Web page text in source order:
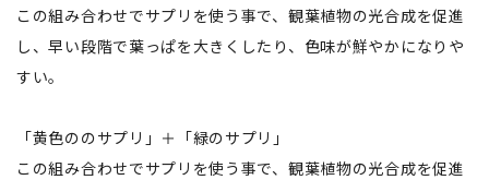
この組み合わせでサプリを使う事で、観葉植物の光合成を促進
し、早い段階で葉っぱを大きくしたり、色味が鮮やかになりや
すい。
「黄色ののサプリ」＋「緑のサプリ」
この組み合わせでサプリを使う事で、観葉植物の光合成を促進